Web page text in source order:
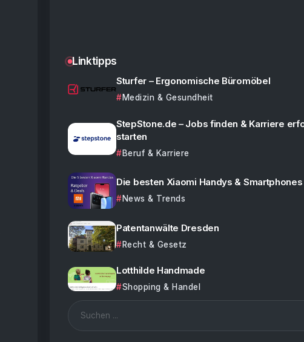
Linktipps
Sturfer – Ergonomische Büromöbel
Medizin & Gesundheit
StepStone.de – Jobs finden & Karriere
starten
Beruf & Karriere
Die besten Xiaomi Handys & Smartphones
News & Trends
Patentanwälte Dresden
Recht & Gesetz
Lotthilde Handmade
Shopping & Handel